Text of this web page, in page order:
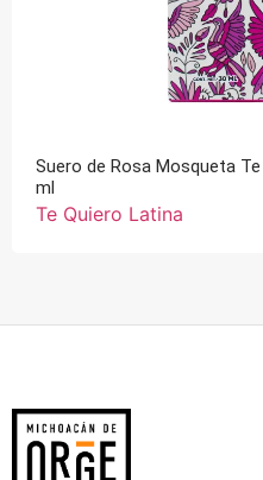
Suero de Rosa Mosqueta
ml
Te Quiero Latina